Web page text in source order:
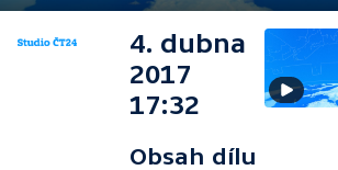
4. dubna
2017
17:32
Obsah dílu